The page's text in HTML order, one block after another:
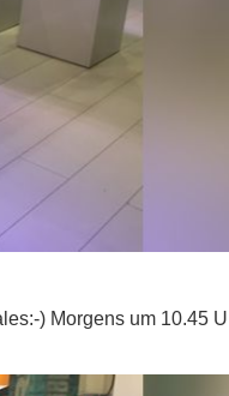
) Morgens um 10.45